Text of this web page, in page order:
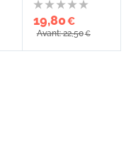
19,80€
Avant: 22,50€